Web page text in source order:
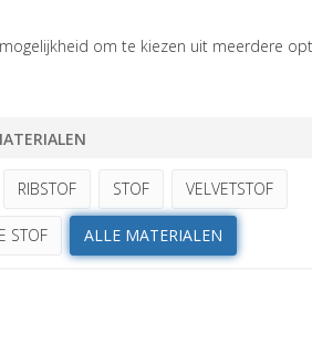
om te kiezen uit meerdere
RIBSTOF STOF VELVETSTOF
STOF ALLE MATERIALEN